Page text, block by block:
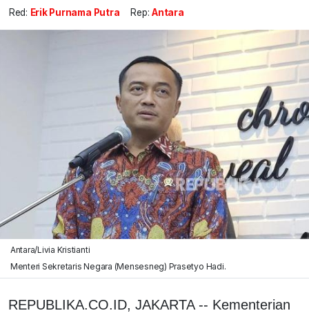
Red: Erik Purnama Putra Rep: Antara
Antara/Livia Kristianti
Menteri Sekretaris Negara (Mensesneg) Prasetyo Hadi.
REPUBLIKA.CO.ID, JAKARTA -- Kementerian